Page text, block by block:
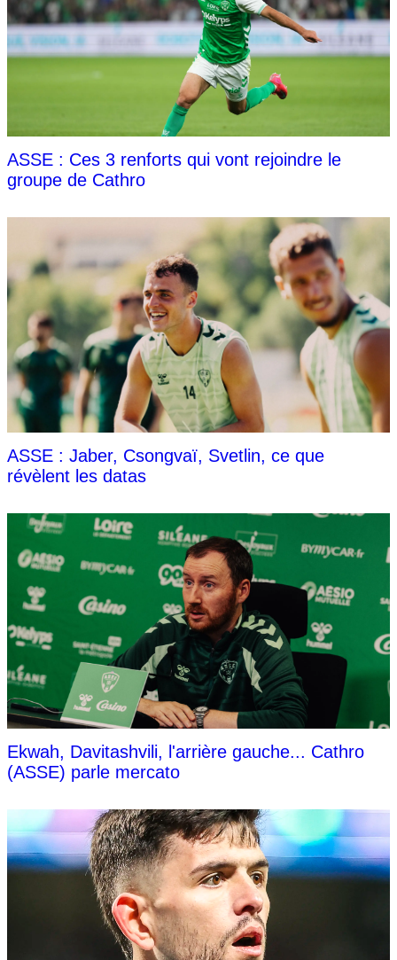
ASSE : Ces 3 renforts qui vont rejoindre le
groupe de Cathro
ASSE : Jaber, Csongvaï, Svetlin, ce que
révèlent les datas
Ekwah, Davitashvili, l'arrière gauche... Cathro
(ASSE) parle mercato